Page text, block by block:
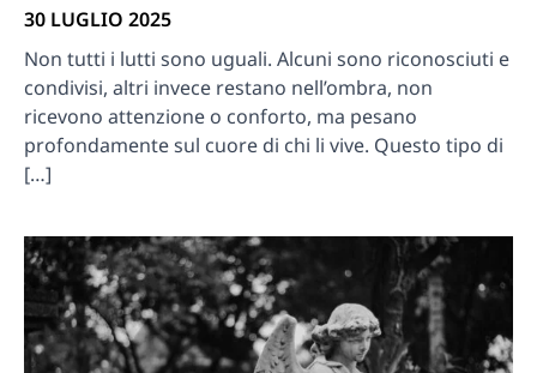
30 LUGLIO 2025
Non tutti i lutti sono uguali. Alcuni sono riconosciuti e
condivisi, altri invece restano nell’ombra, non
ricevono attenzione o conforto, ma pesano
profondamente sul cuore di chi li vive. Questo tipo di
[…]